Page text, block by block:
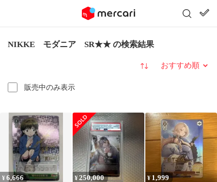
NIKKE モダニア SR★★ の検索結果
販売中のみ表示
並び替え
¥6,666 ¥250,000 ¥ 1,999